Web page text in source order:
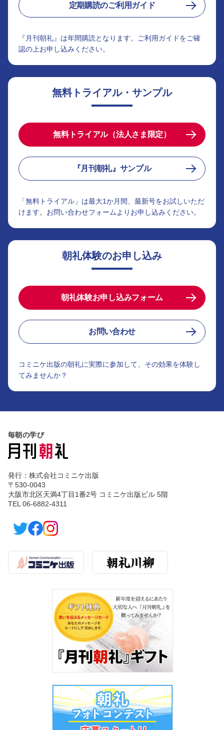
定期購読のご利用ガイド
『月刊朝礼』は年間購読となります。ご利用ガイドをご確
認の上お申し込みください。
無料トライアル・サンプル
無料トライアル（法人さま限定）
『月刊朝礼』サンプル
「無料トライアル」は最大1か月間、最新号をお試しいただ
けます。お問い合わせフォームよりお申し込みください。
朝礼体験のお申し込み
朝礼体験お申し込みフォーム
お問い合わせ
コミニケ出版の朝礼に実際に参加して、その効果を体験し
てみませんか？
毎朝の学び
発行：株式会社コミニケ出版
〒530-0043
大阪市北区天満4丁目1番2号 コミニケ出版ビル 5階
TEL 06-6882-4311